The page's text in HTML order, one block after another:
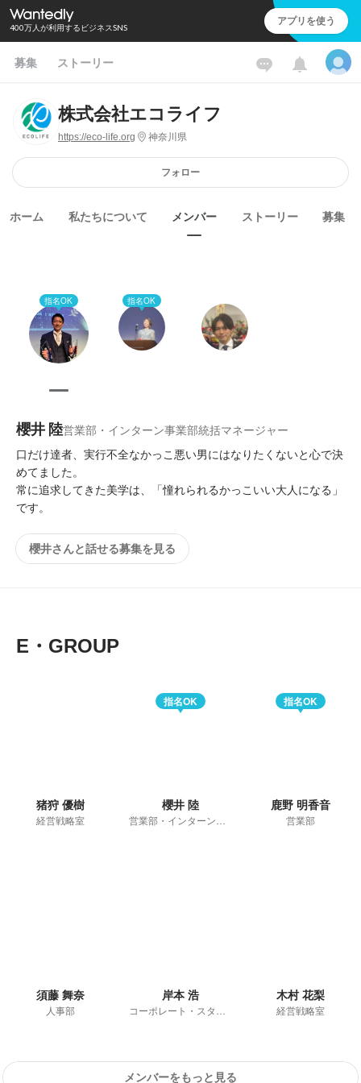
400万人が利用するビジネスSNS アプリを使う
募集 ストーリー
株式会社エコライフ
https://eco-life.org 神奈川県
フォロー
ホーム 私たちについて メンバー ストーリー 募集
指名OK 指名OK
櫻井 陸営業部・インターン事業部統括マネージャー
口だけ達者、実行不全なかっこ悪い男にはなりたくないと心で決
めてました。
常に追求してきた美学は、「憧れられるかっこいい大人になる」
です。
櫻井さんと話せる募集を見る
E・GROUP
猪狩 優樹
経営戦略室
指名OK
櫻井 陸
指名OK
鹿野 明香音
営業部
須藤 舞奈
人事部
岸本 浩 木村 花梨
経営戦略室
メンバーをもっと見る